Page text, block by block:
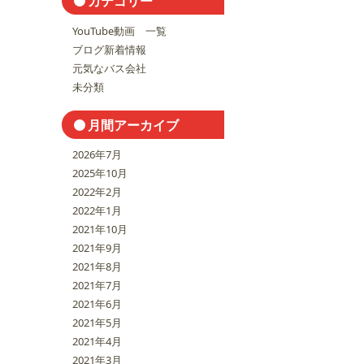
YouTube動画 一覧
ブログ新着情報
元気なバス会社
未分類
月間アーカイブ
2026年7月
2025年10月
2022年2月
2022年1月
2021年10月
2021年9月
2021年8月
2021年7月
2021年6月
2021年5月
2021年4月
2021年3月